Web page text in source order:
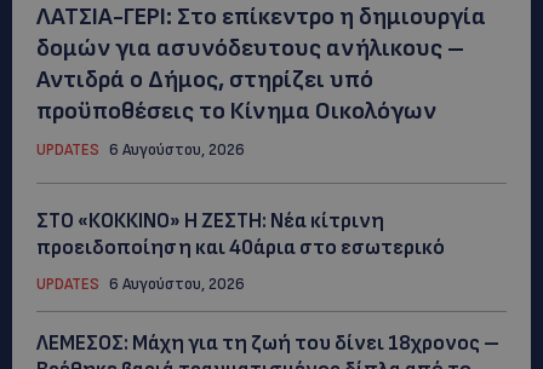
ΛΑΤΣΙΑ-ΓΕΡΙ: Στο επίκεντρο η δημιουργία
δομών για ασυνόδευτους ανήλικους –
Αντιδρά ο Δήμος, στηρίζει υπό
προϋποθέσεις το Κίνημα Οικολόγων
UPDATES 6 Αυγούστου, 2026
ΣΤΟ «ΚΟΚΚΙΝΟ» Η ΖΕΣΤΗ: Νέα κίτρινη
προειδοποίηση και 40άρια στο εσωτερικό
UPDATES 6 Αυγούστου, 2026
ΛΕΜΕΣΟΣ: Μάχη για τη ζωή του δίνει 18χρονος –